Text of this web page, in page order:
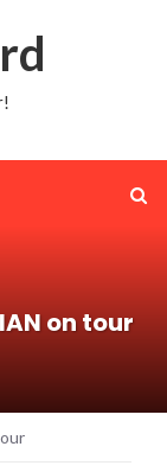
on tour